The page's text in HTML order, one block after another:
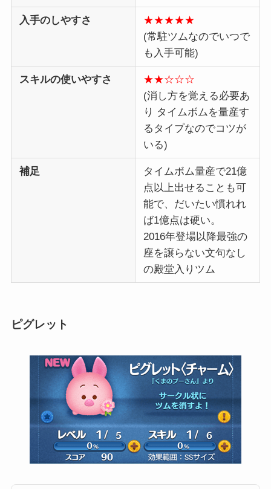
入手のしやすさ
★★★★★
(常駐ツムなのでいつで
も入手可能)
スキルの使いやすさ
★★☆☆☆
(消し方を覚える必要あ
り タイムボムを量産す
るタイプなのでコツが
いる)
補足
タイムボム量産で21億
点以上出せることも可
能で、だいたい慣れれ
ば1億点は硬い。
2016年登場以降最強の
座を譲らない文句なし
の殿堂入りツム
ピグレット